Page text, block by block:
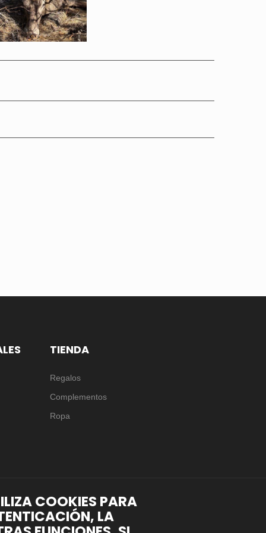
TIENDA
Regalos
Complementos
Ropa
COOKIES PARA
LA